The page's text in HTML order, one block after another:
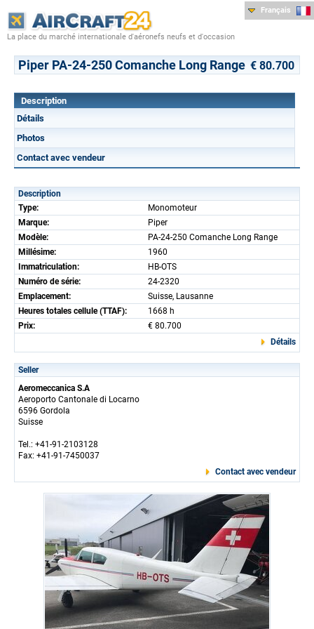
La place du marché internationale d'aéronefs neufs et d'occasion
Français
Piper PA-24-250 Comanche Long Range € 80.700
Description
Détails
Photos
Contact avec vendeur
Description
Type:
Monomoteur
Marque:
Piper
Modèle:
PA-24-250 Comanche Long Range
Millésime:
1960
Immatriculation:
HB-OTS
Numéro de série:
24-2320
Emplacement:
Suisse, Lausanne
Heures totales cellule (TTAF):
1668 h
Prix:
€ 80.700
Détails
Seller
Aeromeccanica S.A
Aeroporto Cantonale di Locarno
6596 Gordola
Suisse
Tel.: +41-91-2103128
Fax: +41-91-7450037
Contact avec vendeur